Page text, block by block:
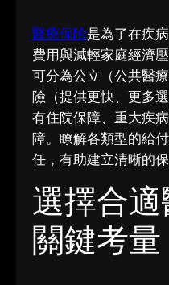
醫療保險是為了在疾
費用與減輕家庭經濟
可分為公立（公共醫
險（提供更快、更多
有住院保障、重大疾
障。瞭解各類型的給
任，有助建立清晰的保
選擇合
關鍵考量